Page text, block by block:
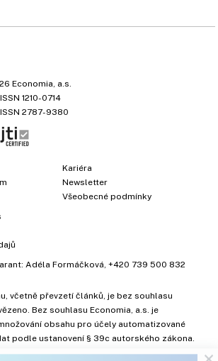
Economia, a.s.
ISSN 1210-0714
ISSN 2787-9380
Kariéra
Newsletter
Všeobecné podmínky
Adéla Formáčková +420 739 500 832
včetně převzetí článků, je bez souhlasu
Bez souhlasu Economia, a.s. je
obsahu pro účely automatizované
podle ustanovení § 39c autorského zákona.